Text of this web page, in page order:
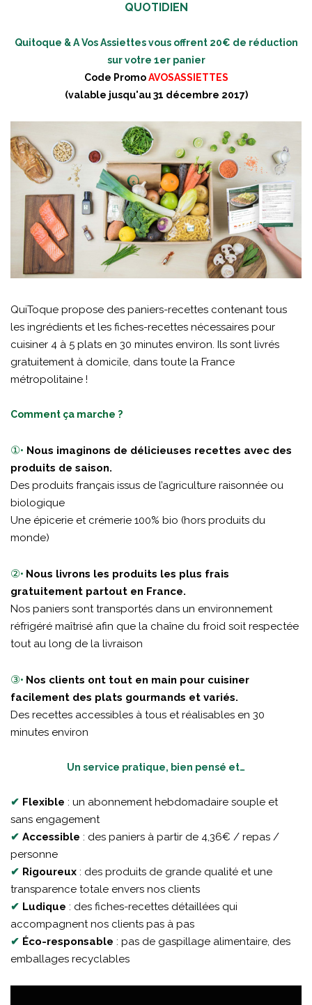
QUOTIDIEN
Quitoque & A Vos Assiettes vous offrent 20€ de réduction
sur votre 1er panier
Code PromoAVOSASSIETTES
(valable jusqu'au 31 décembre 2017)
QuiToque propose des paniers-recettes contenant tous
les ingrédients et les fiches-recettes nécessaires pour
cuisiner 4 à 5 plats en 30 minutes environ. Ils sont livrés
gratuitement à domicile, dans toute la France
métropolitaine !
Comment ça marche ?
①• Nous imaginons de délicieuses recettes avec des
produits de saison.
Des produits français issus de l’agriculture raisonnée ou
biologique
Une épicerie et crémerie 100% bio (hors produits du
monde)
②• Nous livrons les produits les plus frais
gratuitement partout en France.
Nos paniers sont transportés dans un environnement
réfrigéré maîtrisé afin que la chaîne du froid soit respectée
tout au long de la livraison
③• Nos clients ont tout en main pour cuisiner
facilement des plats gourmands et variés.
Des recettes accessibles à tous et réalisables en 30
minutes environ
Un service pratique, bien pensé et…
✔ Flexible : un abonnement hebdomadaire souple et
sans engagement
✔ Accessible : des paniers à partir de 4,36€ / repas /
personne
✔ Rigoureux : des produits de grande qualité et une
transparence totale envers nos clients
✔ Ludique : des fiches-recettes détaillées qui
accompagnent nos clients pas à pas
✔ Éco-responsable : pas de gaspillage alimentaire, des
emballages recyclables